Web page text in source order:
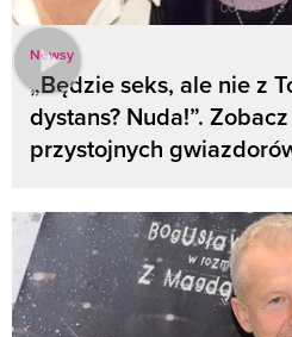
Newsy
„Będzie seks, ale nie z
dystans? Nuda!”.
przystojnych